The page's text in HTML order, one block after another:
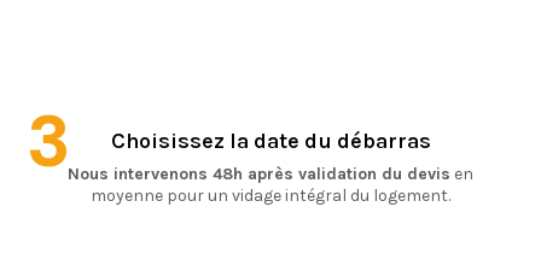
Choisissez la date du débarras
Nous intervenons 48h après validation du devis en
moyenne pour un vidage intégral du logement.
3